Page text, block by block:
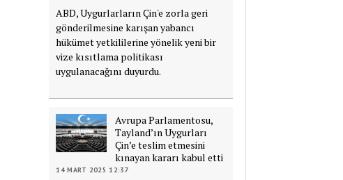
ABD, Uygurlarların Çin'e zorla geri
gönderilmesine karışan yabancı
hükümet yetkililerine yönelik yeni bir
vize kısıtlama politikası
uygulanacağını duyurdu.
Avrupa Parlamentosu,
Tayland’ın Uygurları
Çin’e teslim etmesini
kınayan kararı kabul etti
14 MART 2025 12:37